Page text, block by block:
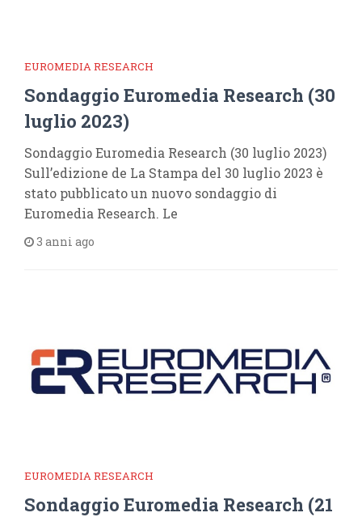
EUROMEDIA RESEARCH
Sondaggio Euromedia Research (30
luglio 2023)
Sondaggio Euromedia Research (30 luglio 2023)
Sull’edizione de La Stampa del 30 luglio 2023 è
stato pubblicato un nuovo sondaggio di
Euromedia Research. Le
3 anni ago
EUROMEDIA RESEARCH
Sondaggio Euromedia Research (21